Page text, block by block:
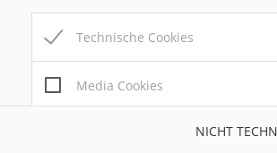
Kundmachung gemäß § 13 Abs. 2
Bürger-Service
Technische Cookies
Media Cookies
NICHT